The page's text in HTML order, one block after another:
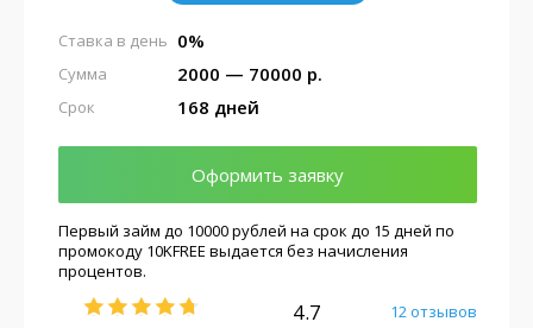
0%
Ставка в день
2000 — 70000 р.
Сумма
168 дней
Срок
Оформить заявку
Первый займ до 10000 рублей на срок до 15 дней по
промокоду 10KFREE выдается без начисления
процентов.
4.7 12 отзывов